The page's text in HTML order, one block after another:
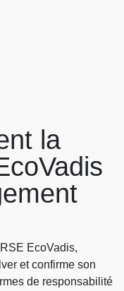
la
EcoVadis,
et confirme son
de responsabilité